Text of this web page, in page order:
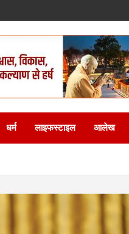
धर्म लाइफस्टाइल आलेख